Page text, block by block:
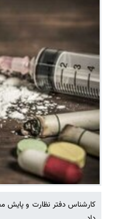
کارشناس دفتر نظارت و پایش